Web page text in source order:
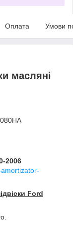
Оплата Умови
масляні
2006
Ford